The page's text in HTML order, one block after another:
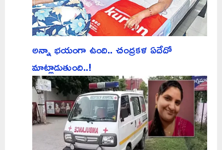
అన్నా భయంగా ఉంది.. చంద్రకళ ఏదేదో
మాట్లాడుతుంది..!